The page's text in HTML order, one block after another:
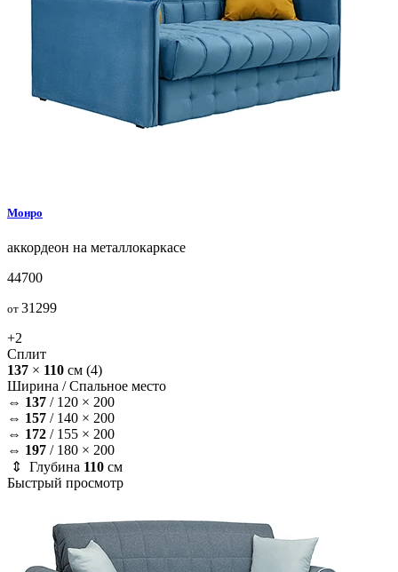
Монро
аккордеон на металлокаркасе
44700
от 31299
+2
Сплит
137 × 110 см (4)
Ширина /Спальное место
⇔ 137 / 120 × 200
⇔ 157 / 140 × 200
⇔ 172 / 155 × 200
⇔ 197 / 180 × 200
⇕ Глубина 110 см
Быстрый просмотр